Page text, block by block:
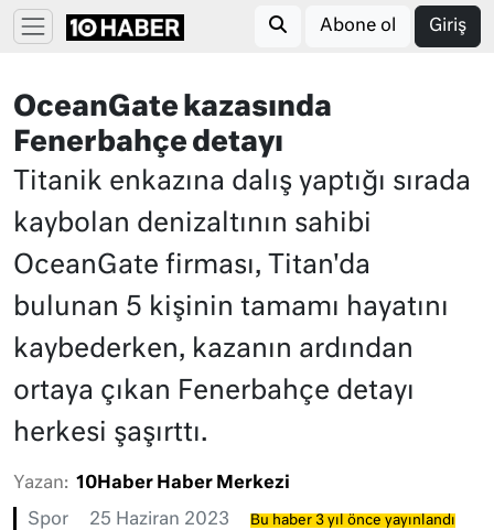
Abone ol Giriş
OceanGate kazasında
Fenerbahçe detayı
Titanik enkazına dalış yaptığı sırada
kaybolan denizaltının sahibi
OceanGate firması, Titan'da
bulunan 5 kişinin tamamı hayatını
kaybederken, kazanın ardından
ortaya çıkan Fenerbahçe detayı
herkesi şaşırttı.
Yazan: 10Haber Haber Merkezi
Spor 25 Haziran 2023 Bu haber 3 yıl önce yayınlandı